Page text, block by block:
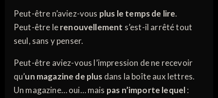
Peut-être n’aviez-vous plus le temps de lire.
Peut-être lerenouvellement s’est-il arrêté tout
seul, sans y penser.
Peut-être aviez-vous l’impression de ne recevoir
qu’un magazine de plus dans la boîte aux lettres.
Un magazine… oui… mais pas n’importe lequel: